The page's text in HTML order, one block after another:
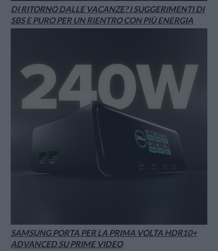
DI RITORNO DALLE VACANZE? I SUGGERIMENTI DI
SBS E PURO PER UN RIENTRO CON PIÙ ENERGIA
SAMSUNG PORTA PER LA PRIMA VOLTA HDR10+
ADVANCED SU PRIME VIDEO